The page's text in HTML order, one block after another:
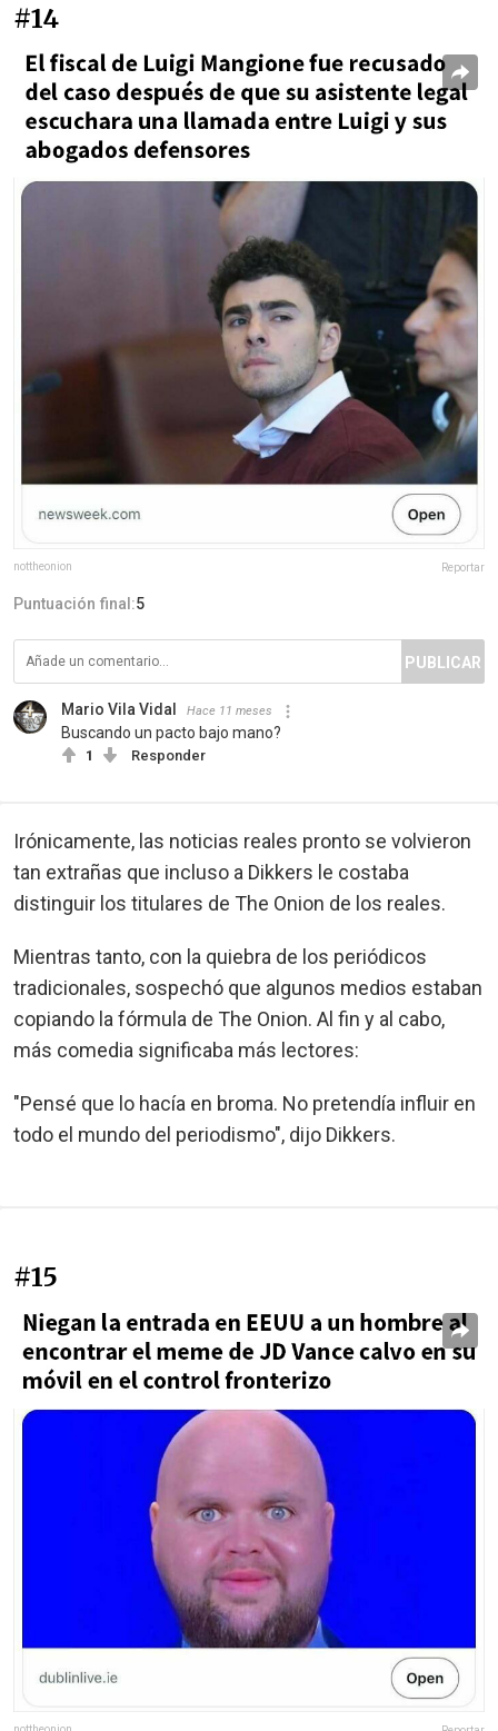
#14
nottheonion Reportar
Puntuación final:5
PUBLICAR
Mario Vila Vidal Hace 11 meses
Buscando un pacto bajo mano?
1 Responder
Irónicamente, las noticias reales pronto se volvieron
tan extrañas que incluso a Dikkers le costaba
distinguir los titulares de The Onion de los reales.
Mientras tanto, con la quiebra de los periódicos
tradicionales, sospechó que algunos medios estaban
copiando la fórmula de The Onion. Al fin y al cabo,
más comedia significaba más lectores:
"Pensé que lo hacía en broma. No pretendía influir en
todo el mundo del periodismo", dijo Dikkers.
#15